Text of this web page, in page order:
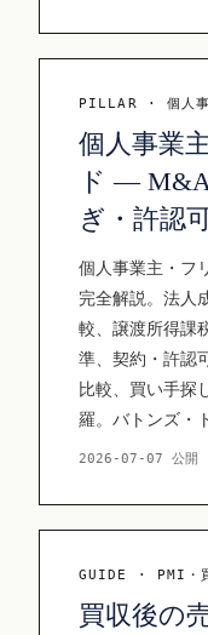
PILLAR · 個人事
個人事業
ド —
ぎ・許認
個人事業主・フ
完全解説。法人
較、譲渡所得課
準、契約・許認
比較、買い手探
羅。バトンズ・
2026-07-07 公開
GUIDE · PMI・
買収後の